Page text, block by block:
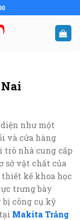
như một
và cửa hàng
trò nhà cung cấp
sở vật chất của
thiết kế khoa học
trưng bày
công cụ kỹ
Makita Trảng